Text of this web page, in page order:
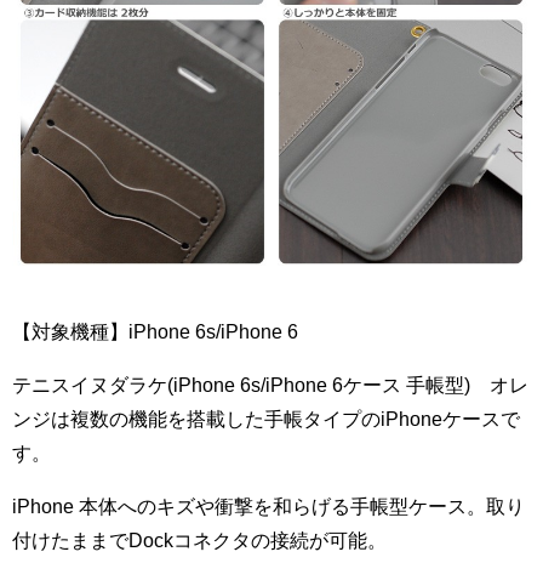
【対象機種】iPhone 6s/iPhone 6
テニスイヌダラケ(iPhone 6s/iPhone 6ケース 手帳型) オレ
ンジは複数の機能を搭載した手帳タイプのiPhoneケースで
す。
iPhone 本体へのキズや衝撃を和らげる手帳型ケース。取り
付けたままでDockコネクタの接続が可能。